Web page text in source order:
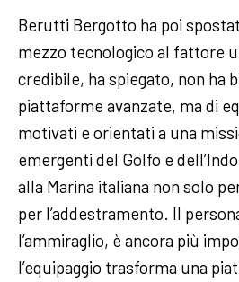
Berutti Bergotto ha poi
mezzo tecnologico al fattore
credibile, ha spiegato, non ha
piattaforme avanzate, ma di
motivati e orientati a una
emergenti del Golfo e
alla Marina italiana non solo
per l’addestramento. Il
l’ammiraglio, è ancora più
l’equipaggio trasforma una